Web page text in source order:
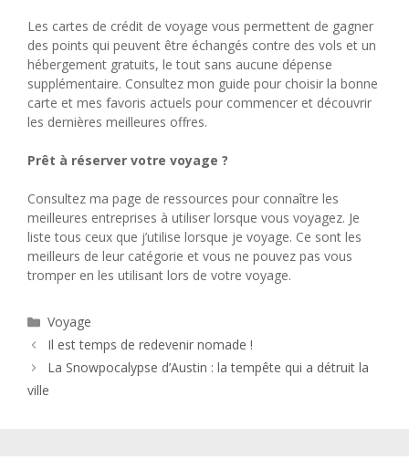
Les cartes de crédit de voyage vous permettent de gagner
des points qui peuvent être échangés contre des vols et un
hébergement gratuits, le tout sans aucune dépense
supplémentaire. Consultez mon guide pour choisir la bonne
carte et mes favoris actuels pour commencer et découvrir
les dernières meilleures offres.
Prêt à réserver votre voyage ?
Consultez ma page de ressources pour connaître les
meilleures entreprises à utiliser lorsque vous voyagez. Je
liste tous ceux que j’utilise lorsque je voyage. Ce sont les
meilleurs de leur catégorie et vous ne pouvez pas vous
tromper en les utilisant lors de votre voyage.
Catégories
Voyage
Il est temps de redevenir nomade !
La Snowpocalypse d’Austin : la tempête qui a détruit la
ville